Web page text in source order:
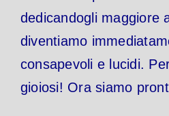
dedicandogli maggiore
diventiamo
consapevoli e lucidi.
gioiosi! Ora siamo